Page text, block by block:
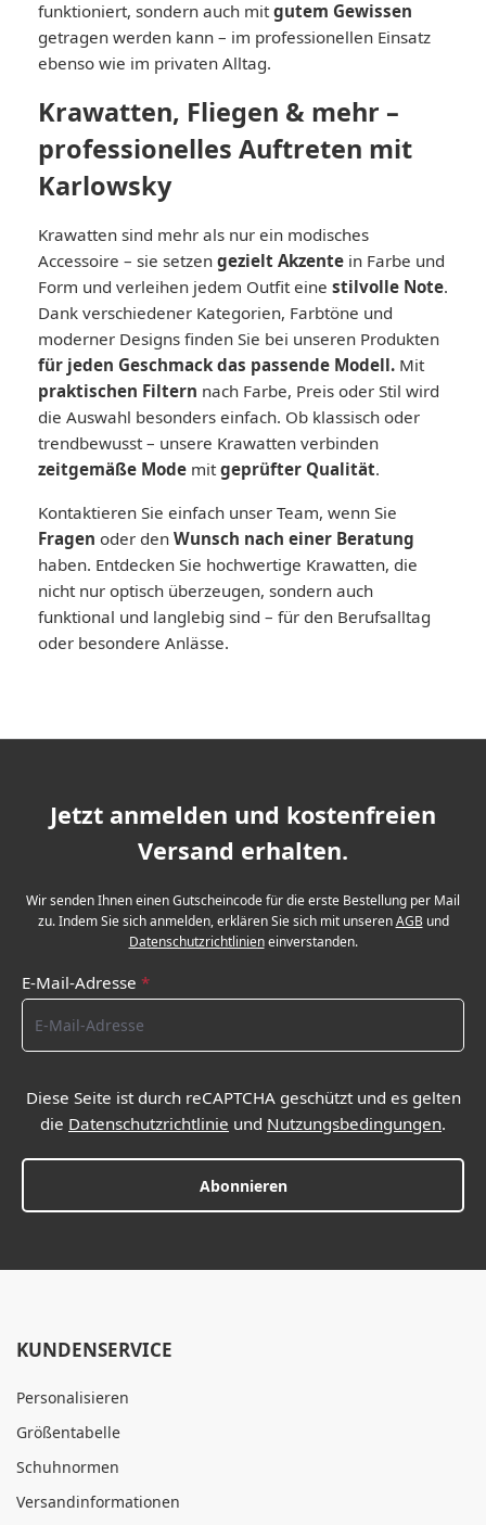
funktioniert, sondern auch mitgutem Gewissen
getragen werden kann – im professionellen Einsatz
ebenso wie im privaten Alltag.
Krawatten, Fliegen & mehr –
professionelles Auftreten mit
Karlowsky
Krawatten sind mehr als nur ein modisches
Accessoire – sie setzen gezielt Akzente in Farbe und
Form und verleihen jedem Outfit eine stilvolle Note.
Dank verschiedener Kategorien, Farbtöne und
moderner Designs finden Sie bei unseren Produkten
für jeden Geschmack das passende Modell. Mit
praktischen Filtern nach Farbe, Preis oder Stil wird
die Auswahl besonders einfach. Ob klassisch oder
trendbewusst – unsere Krawatten verbinden
zeitgemäße Mode mitgeprüfter Qualität.
Kontaktieren Sie einfach unser Team, wenn Sie
Fragen oder den Wunsch nach einer Beratung
haben. Entdecken Sie hochwertige Krawatten, die
nicht nur optisch überzeugen, sondern auch
funktional und langlebig sind – für den Berufsalltag
oder besondere Anlässe.
Jetzt anmelden und kostenfreien
Versand erhalten.
Wir senden Ihnen einen Gutscheincode für die erste Bestellung per Mail
zu. Indem Sie sich anmelden, erklären Sie sich mit unserenAGBund
Datenschutzrichtlinieneinverstanden.
E-Mail-Adresse *
Diese Seite ist durch reCAPTCHA geschützt und es gelten
die Datenschutzrichtlinie und Nutzungsbedingungen.
Abonnieren
KUNDENSERVICE
Personalisieren
Größentabelle
Schuhnormen
Versandinformationen